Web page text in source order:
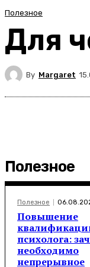
Полезное
Для
By Margaret
Полезное
Полезное
Повышение
психолога:
необходимо
непрерывное